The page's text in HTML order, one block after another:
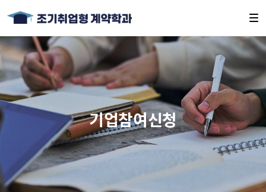
기업참여신청